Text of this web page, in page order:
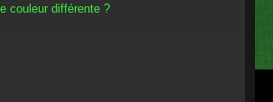
couleur différente ?